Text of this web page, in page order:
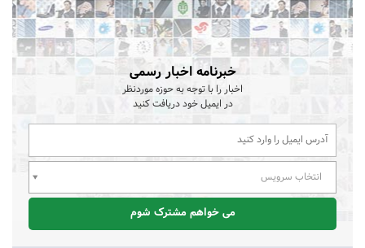
خبرنامه اخبار رسمی
اخبار را با توجه به حوزه موردنظر
در ایمیل خود دریافت کنید
انتخاب سرویس
می خواهم مشترک شوم